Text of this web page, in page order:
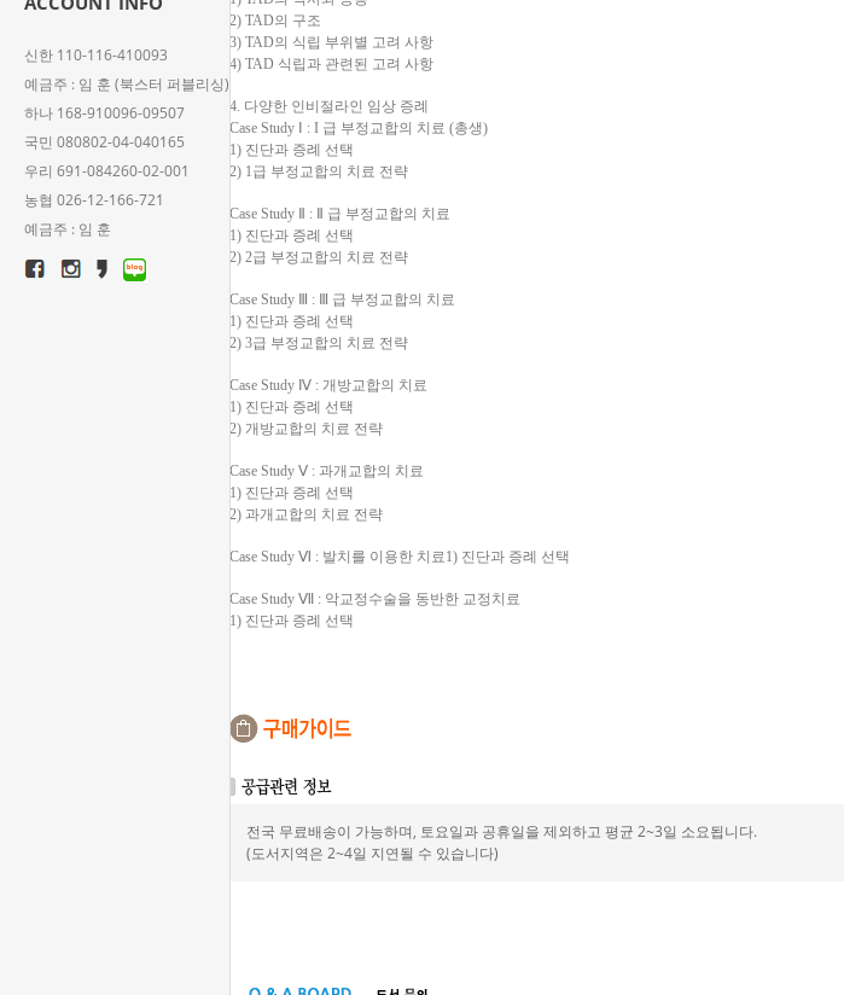
신한 110-116-410093
예금주 : 임 훈 (북스터 퍼블리싱)
하나 168-910096-09507
국민 080802-04-040165
우리 691-084260-02-001
농협 026-12-166-721
예금주 : 임 훈
2) TAD의 구조
3) TAD의 식립 부위별 고려 사항
4) TAD 식립과 관련된 고려 사항
4. 다양한 인비절라인 임상 증례
Case Study Ⅰ : I 급 부정교합의 치료 (총생)
1) 진단과 증례 선택
2) 1급 부정교합의 치료 전략
Case Study Ⅱ : Ⅱ 급 부정교합의 치료
1) 진단과 증례 선택
2) 2급 부정교합의 치료 전략
Case Study Ⅲ : Ⅲ 급 부정교합의 치료
1) 진단과 증례 선택
2) 3급 부정교합의 치료 전략
Case Study Ⅳ : 개방교합의 치료
1) 진단과 증례 선택
2) 개방교합의 치료 전략
Case Study Ⅴ : 과개교합의 치료
1) 진단과 증례 선택
2) 과개교합의 치료 전략
Case Study Ⅵ : 발치를 이용한 치료1) 진단과 증례 선택
Case Study Ⅶ : 악교정수술을 동반한 교정치료
1) 진단과 증례 선택
전국 무료배송이 가능하며, 토요일과 공휴일을 제외하고 평균 2~3일 소요됩니다.
(도서지역은 2~4일 지연될 수 있습니다)